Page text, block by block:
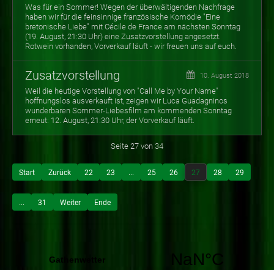
Was für ein Sommer! Wegen der überwältigenden Nachfrage
haben wir für die feinsinnige französische Komödie "Eine
bretonische Liebe" mit Cécile de France am nächsten Sonntag
(19. August, 21:30 Uhr) eine Zusatzvorstellung angesetzt.
Rotwein vorhanden, Vorverkauf läuft - wir freuen uns auf euch.
Zusatzvorstellung 10. August 2018
Weil die heutige Vorstellung von "Call Me by Your Name"
hoffnungslos ausverkauft ist, zeigen wir Luca Guadagninos
wunderbaren Sommer-Liebesfilm am kommenden Sonntag
erneut: 12. August, 21:30 Uhr, der Vorverkauf läuft.
Seite 27 von 34
Start Zurück 22 23 ... 25 26 27 28 29
... 31 Weiter Ende